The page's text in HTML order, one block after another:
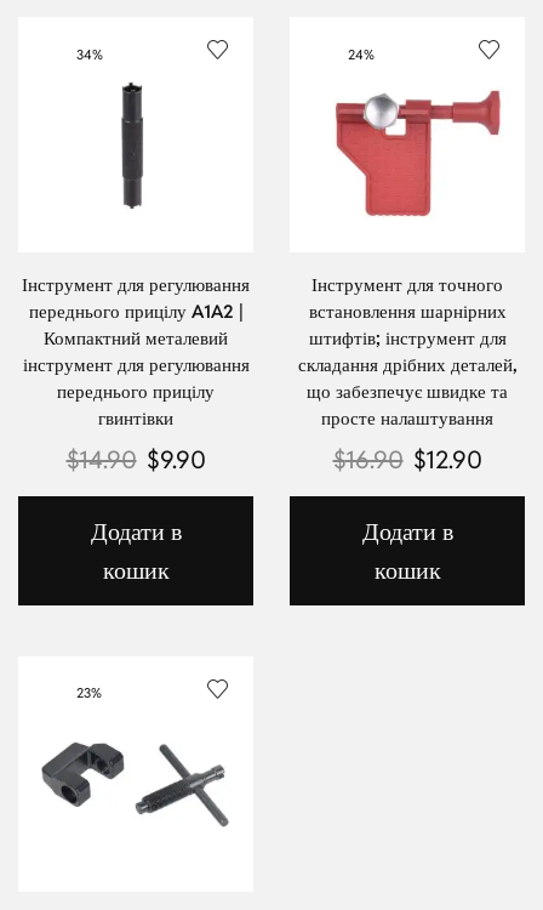
34%
Інструмент для регулювання
переднього прицілу A1A2 |
Компактний металевий
інструмент для регулювання
переднього прицілу
гвинтівки
$14.90 $9.90
Додати в
кошик
24%
Інструмент для точного
встановлення шарнірних
штифтів; інструмент для
складання дрібних деталей,
що забезпечує швидке та
просте налаштування
$16.90 $12.90
Додати в
кошик
23%